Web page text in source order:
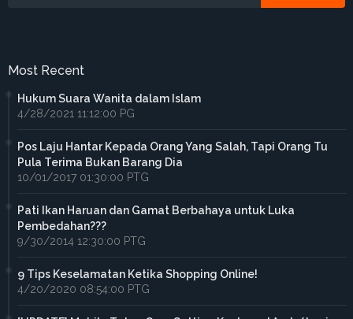
Most Recent
Hukum Suara Wanita dalam Islam
4/28/2021 11:12:00 PG
Pos Laju Hantar Kepada Orang Yang Salah, Tapi Orang Tu
Pula Terima Bukan Barang Dia
10/01/2017 01:30:00 PTG
Pati Ikan Haruan dan Gamat Berbahaya untuk Luka
Pembedahan???
9/30/2014 12:30:00 PTG
9 Tips Keselamatan Ketika Shopping Online!
4/20/2020 08:54:00 PTG